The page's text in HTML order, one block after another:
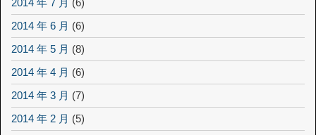
2014 年 7 月 (6)
2014 年 6 月 (6)
2014 年 5 月 (8)
2014 年 4 月 (6)
2014 年 3 月 (7)
2014 年 2 月 (5)